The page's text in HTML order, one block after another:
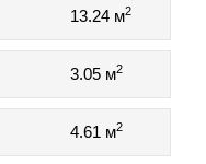
13.24 м2
3.05 м2
4.61 м2